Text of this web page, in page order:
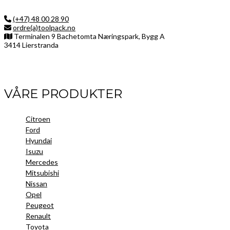
(+47) 48 00 28 90
ordre(a)toolpack.no
Terminalen 9 Bachetomta Næringspark, Bygg A
3414 Lierstranda
VÅRE PRODUKTER
Citroen
Ford
Hyundai
Isuzu
Mercedes
Mitsubishi
Nissan
Opel
Peugeot
Renault
Toyota